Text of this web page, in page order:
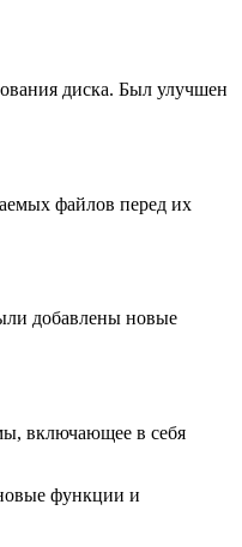
диска. Был улучшен
файлов перед их
добавлены новые
включающее в себя
функции и